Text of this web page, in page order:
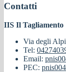
Contatti
IIS Il Tagliamento
Via degli
Tel:
Email:
PEC: